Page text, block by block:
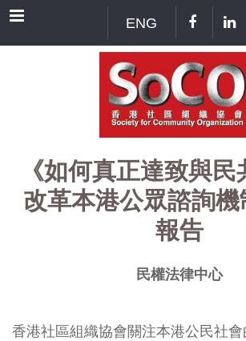
Menu ENG
《如何真正達致與
改革本港公眾諮詢
報告
民權法律中心
香港社區組織協會關注本港公民社會